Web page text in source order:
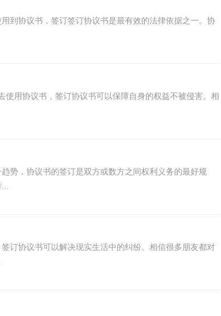
到协议书，签订签订协议书是最有效的法律依据之一。协
使用协议书，签订协议书可以保障自身的权益不被侵害。相
势，协议书的签订是双方或数方之间权利义务的最好规
...
订协议书可以解决现实生活中的纠纷。相信很多朋友都对